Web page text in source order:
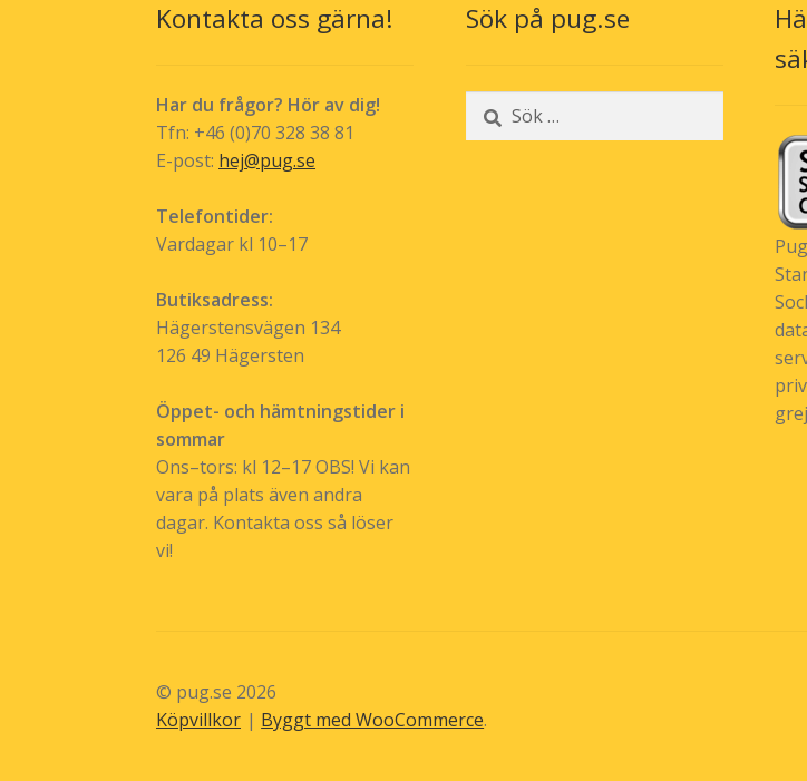
Kontakta oss gärna!
Har du frågor? Hör av dig!
Tfn: +46 (0)70 328 38 81
E-post: hej@pug.se
Telefontider:
Vardagar kl 10–17
Butiksadress:
Hägerstensvägen 134
126 49 Hägersten
Öppet- och hämtningstider i
sommar
Ons–tors: kl 12–17 OBS! Vi kan
vara på plats även andra
dagar. Kontakta oss så löser
vi!
Sök på pug.se
Sök
efter:
© pug.se 2026
Köpvillkor
Byggt med WooCommerce.